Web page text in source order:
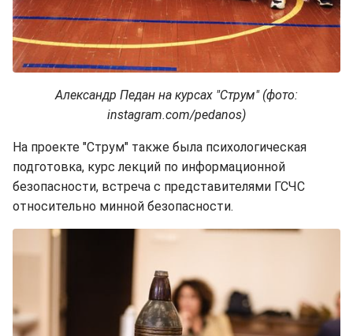
Александр Педан на курсах "Струм" (фото:
instagram.com/pedanos)
На проекте "Струм" также была психологическая
подготовка, курс лекций по информационной
безопасности, встреча с представителями ГСЧС
относительно минной безопасности.